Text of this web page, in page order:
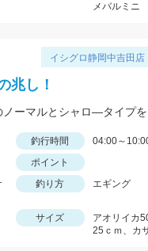
メバルミニ
イシグロ静岡中吉田店
兆し！
釣行時間
04:00～
ポイント
釣り方 エギング
サイズ
アオリイカ
25ｃｍ、カ